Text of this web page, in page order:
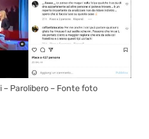
– Parolibero – Fonte foto